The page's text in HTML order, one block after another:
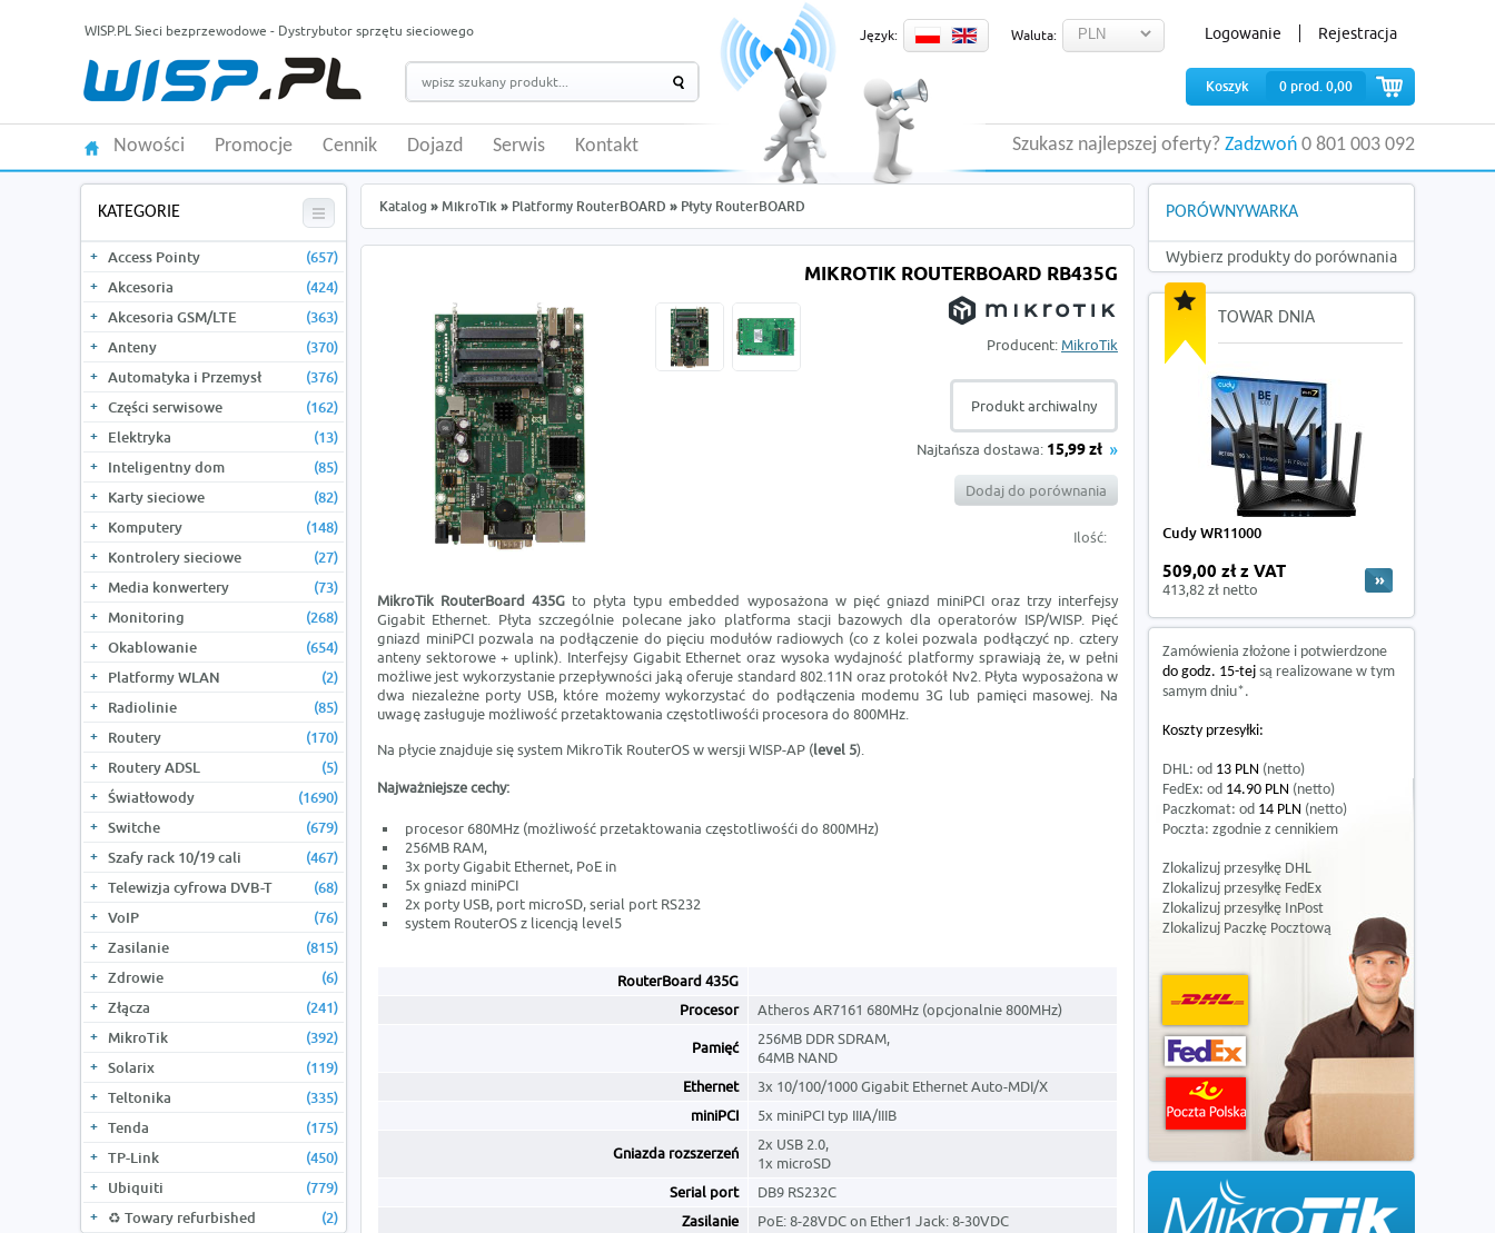
WISP.PL Sieci bezprzewodowe - Dystrybutor sprzętu sieciowego Język: Waluta: Logowanie Rejestracja
Koszyk 0 prod. 0,00
Szukasz najlepszej oferty? Zadzwoń 0 801 003 092
Nowości Promocje Cennik Dojazd Serwis Kontakt
KATEGORIE
Access Pointy
(657)
Akcesoria
(424)
Akcesoria GSM/LTE
(363)
Anteny
(370)
Automatyka i Przemysł
(376)
Części serwisowe
(162)
Elektryka
(13)
Inteligentny dom
(85)
Karty sieciowe
(82)
Komputery
(148)
Kontrolery sieciowe
(27)
Media konwertery
(73)
Monitoring
(268)
Okablowanie
(654)
Platformy WLAN
(2)
Radiolinie
(85)
Routery
(170)
Routery ADSL
(5)
Światłowody
(1690)
Switche
(679)
Szafy rack 10/19 cali
(467)
Telewizja cyfrowa DVB-T
(68)
VoIP
(76)
Zasilanie
(815)
Zdrowie
(6)
Złącza
(241)
MikroTik
(392)
Solarix
(119)
Teltonika
(335)
Tenda
(175)
TP-Link
(450)
Ubiquiti
(779)
♻️ Towary refurbished
(2)
Katalog » MikroTik » Platformy RouterBOARD » Płyty RouterBOARD
MIKROTIK ROUTERBOARD RB435G
Producent: MikroTik
Produkt archiwalny
Najtańsza dostawa: 15,99 zł
Dodaj do porównania
Ilość:
MikroTik RouterBoard 435G to płyta typu embedded wyposażona w pięć gniazd miniPCI oraz trzy interfejsy
Gigabit Ethernet. Płyta szczególnie polecane jako platforma stacji bazowych dla operatorów ISP/WISP. Pięć
gniazd miniPCI pozwala na podłączenie do pięciu modułów radiowych (co z kolei pozwala podłączyć np. cztery
anteny sektorowe + uplink). Interfejsy Gigabit Ethernet oraz wysoka wydajność platformy sprawiają że, w pełni
możliwe jest wykorzystanie przepływności jaką oferuje standard 802.11N oraz protokół Nv2. Płyta wyposażona w
dwa niezależne porty USB, które możemy wykorzystać do podłączenia modemu 3G lub pamięci masowej. Na
uwagę zasługuje możliwość przetaktowania częstotliwośći procesora do 800MHz.
Na płycie znajduje się system MikroTik RouterOS w wersji WISP-AP (level 5).
Najważniejsze cechy:
procesor 680MHz (możliwość przetaktowania częstotliwośći do 800MHz)
256MB RAM,
3x porty Gigabit Ethernet, PoE in
5x gniazd miniPCI
2x porty USB, port microSD, serial port RS232
system RouterOS z licencją level5
RouterBoard 435G
Procesor
Atheros AR7161 680MHz (opcjonalnie 800MHz)
Pamięć
256MB DDR SDRAM,
64MB NAND
Ethernet
3x 10/100/1000 Gigabit Ethernet Auto-MDI/X
miniPCI
5x miniPCI typ IIIA/IIIB
Gniazda rozszerzeń
2x USB 2.0,
1x microSD
Serial port
DB9 RS232C
Zasilanie
PoE: 8-28VDC on Ether1 Jack: 8-30VDC
PORÓWNYWARKA
Wybierz produkty do porównania
TOWAR DNIA
Cudy WR11000
509,00 zł z VAT
413,82 zł netto
Zamówienia złożone i potwierdzone
do godz. 15-tej są realizowane w tym
samym dniu*.
Koszty przesyłki:
DHL: od 13 PLN (netto)
FedEx: od 14.90 PLN (netto)
Paczkomat: od 14 PLN (netto)
Poczta: zgodnie z cennikiem
Zlokalizuj przesyłkę DHL
Zlokalizuj przesyłkę FedEx
Zlokalizuj przesyłkę InPost
Zlokalizuj Paczkę Pocztową